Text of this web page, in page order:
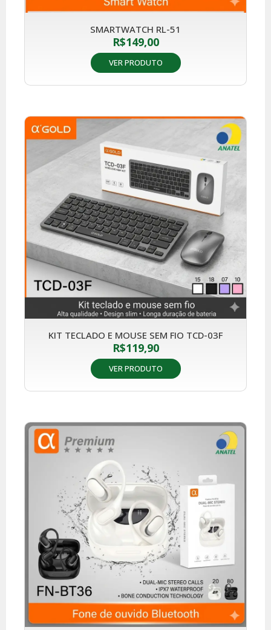
SMARTWATCH RL-51
R$149,00
VER PRODUTO
KIT TECLADO E MOUSE SEM FIO TCD-03F
R$119,90
VER PRODUTO